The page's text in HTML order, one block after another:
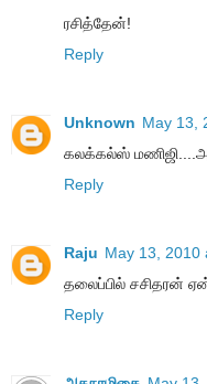
ரசித்தேன்!
Reply
Unknown May 13,
கலக்கல்ஸ்
Reply
Raju May 13, 2010
தலைப்பில் சசிதரன்
Reply